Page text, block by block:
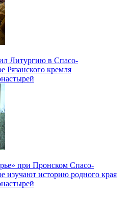
Литургию в Спасо-
Рязанского кремля
при Пронском Спасо-
изучают историю родного края